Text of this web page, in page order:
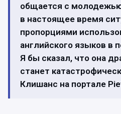
общается с
в настоящее время
пропорциями
английского языков в
Я бы сказал, что она
станет
Клишанс на портале